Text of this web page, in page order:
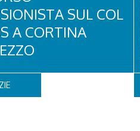
SUL COL
A CORTINA
dopo aver perso la traccia
il sentiero del Col dei Bos.